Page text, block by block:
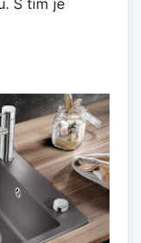
S tím je